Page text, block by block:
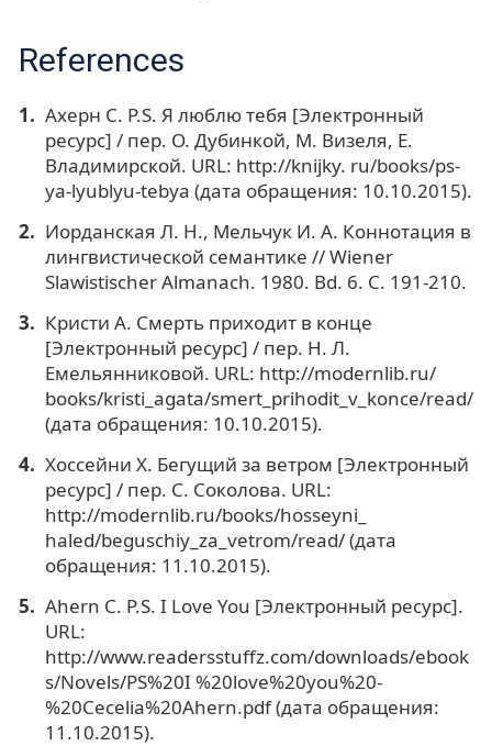
References
Ахерн С. P.S. Я люблю тебя [Электронный
ресурс] / пер. О. Дубинкой, М. Визеля, Е.
Владимирской. URL: http://knijky. ru/books/ps-
ya-lyublyu-tebya (дата обращения: 10.10.2015).
Иорданская Л. Н., Мельчук И. А. Коннотация в
лингвистической семантике // Wiener
Slawistischer Almanach. 1980. Bd. 6. С. 191-210.
Кристи А. Смерть приходит в конце
[Электронный ресурс] / пер. Н. Л.
Емельянниковой. URL: http://modernlib.ru/
books/kristi_agata/smert_prihodit_v_konce/read/
(дата обращения: 10.10.2015).
Хоссейни Х. Бегущий за ветром [Электронный
ресурс] / пер. С. Соколова. URL:
http://modernlib.ru/books/hosseyni_
haled/beguschiy_za_vetrom/read/ (дата
обращения: 11.10.2015).
Ahern C. P.S. I Love You [Электронный ресурс].
URL:
http://www.readersstuffz.com/downloads/ebook
s/Novels/PS%20I %20love%20you%20-
%20Cecelia%20Ahern.pdf (дата обращения:
11.10.2015).